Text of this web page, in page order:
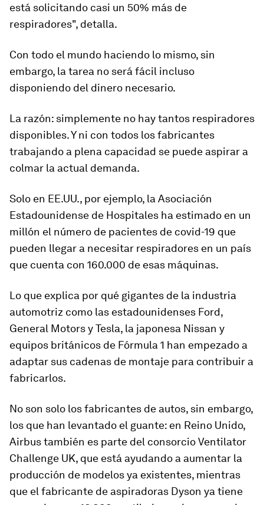
está solicitando casi un 50% más de
respiradores", detalla.
Con todo el mundo haciendo lo mismo, sin
embargo, la tarea no será fácil incluso
disponiendo del dinero necesario.
La razón: simplemente no hay tantos respiradores
disponibles. Y ni con todos los fabricantes
trabajando a plena capacidad se puede aspirar a
colmar la actual demanda.
Solo en EE.UU., por ejemplo, la Asociación
Estadounidense de Hospitales ha estimado en un
millón el número de pacientes de covid-19 que
pueden llegar a necesitar respiradores en un país
que cuenta con 160.000 de esas máquinas.
Lo que explica por qué gigantes de la industria
automotriz como las estadounidenses Ford,
General Motors y Tesla, la japonesa Nissan y
equipos británicos de Fórmula 1 han empezado a
adaptar sus cadenas de montaje para contribuir a
fabricarlos.
No son solo los fabricantes de autos, sin embargo,
los que han levantado el guante: en Reino Unido,
Airbus también es parte del consorcioVentilator
Challenge UK, que está ayudando a aumentar la
producción de modelos ya existentes, mientras
que el fabricante de aspiradoras Dyson ya tiene